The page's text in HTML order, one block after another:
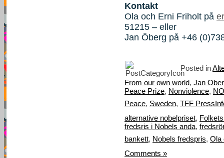
Kontakt
Ola och Erni Friholt på
51215 – eller
Jan Öberg på +46
Posted in
From our own world, Jan
Peace Prize, Nonviolence,
Peace, Sweden, TFF
alternative nobelpriset,
fredsris i Nobels anda,
bankett, Nobels fredspris, Ola
Comments »